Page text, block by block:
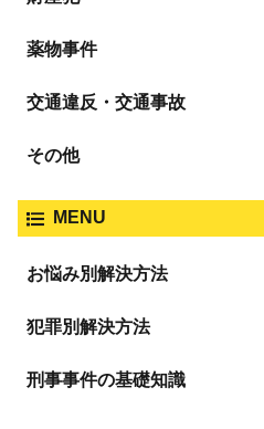
逮捕・監禁
盗撮・のぞき
強姦・準強姦
淫行・援助交際
詐欺
恐喝
薬物事件
危険ドラッグ
交通違反・交通事故
ひき逃げ・当て逃げ
その他
商標法違反
MENU
お悩み別解決方法
「逮捕」について適切に知るこ
犯罪別解決方法
事件別－暴力事件
刑事事件の基礎知識